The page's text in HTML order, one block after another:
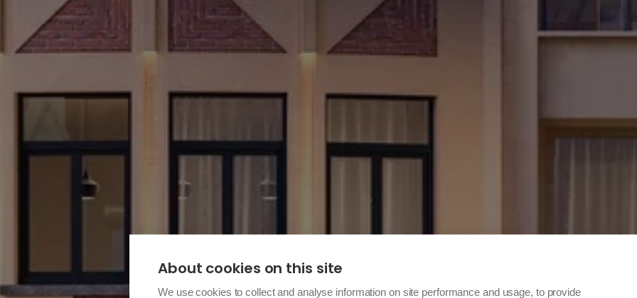
About cookies on this site
We use cookies to collect and analyse information on site performance and usage, to provide